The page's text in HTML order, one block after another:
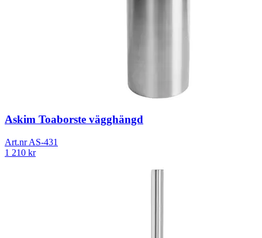
Askim Toaborste vägghängd
Art.nrAS-431
1 210 kr